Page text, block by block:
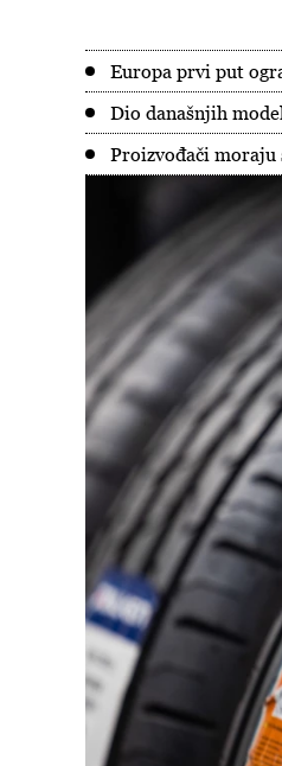
Europa prvi put
Dio današnjih
Proizvođači